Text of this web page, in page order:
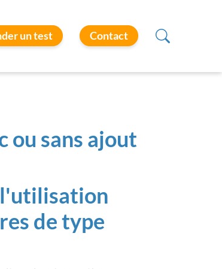
un test Contact
ou sans ajout
l'utilisation
de type